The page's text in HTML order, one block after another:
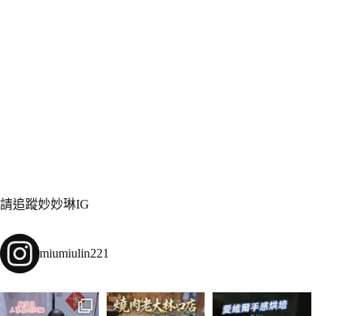
請追蹤妙妙琳IG
miumiulin221